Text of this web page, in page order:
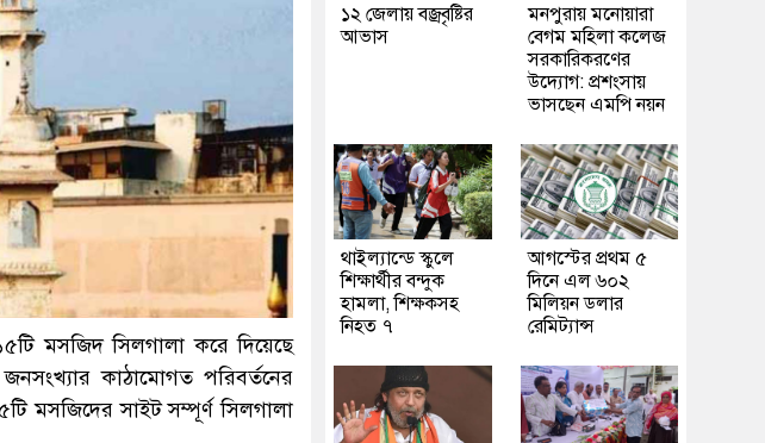
মসজিদ সিলগালা করে দিয়েছে
কাঠামোগত পরিবর্তনের
মসজিদের সাইট সম্পূর্ণ সিলগালা
১২ জেলায় বজ্রবৃষ্টির
আভাস
মনপুরায় মনোয়ারা
বেগম মহিলা কলেজ
সরকারিকরণের
উদ্যোগ: প্রশংসায়
ভাসছেন এমপি নয়ন
থাইল্যান্ডে স্কুলে
শিক্ষার্থীর বন্দুক
হামলা, শিক্ষকসহ
নিহত ৭
আগস্টের প্রথম ৫
দিনে এল ৬০২
মিলিয়ন ডলার
রেমিট্যান্স